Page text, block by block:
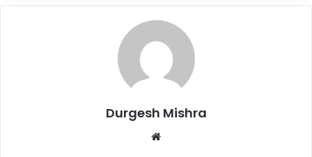
Durgesh Mishra
Website